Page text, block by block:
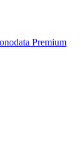
Premium